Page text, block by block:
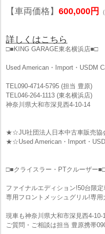
【車両価格】 600,000円
詳しくはこちら
□■KING GARAGE東名横浜店■□
Used American・Import・USDM
TEL090-4714-5795 (担当 豊原)
TEL046-264-1113 (東名横浜店)
神奈川県大和市深見西4-10-14
★☆JU社団法人日本中古車販売協
★☆Used American・Import・
□■クライスラー・PTクルーザー
ファイナルエディション!50台限
専用フロントメッシュグリル!専
現車も神奈川県大和市深見西4-10-
ご質問・ご相談は担当 豊原携帯